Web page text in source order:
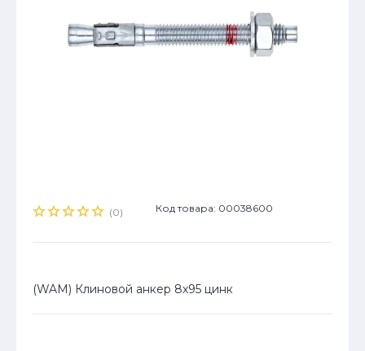
(0) Код товара: 00038600
(WAM) Клиновой анкер 8х95 цинк